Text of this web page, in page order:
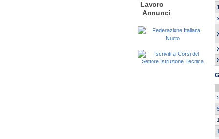
Annunci